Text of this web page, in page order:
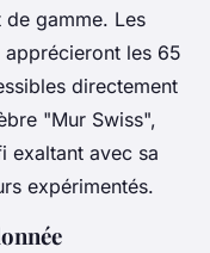
gamme. Les
les 65
directement
"Mur Swiss",
exaltant avec sa
expérimentés.